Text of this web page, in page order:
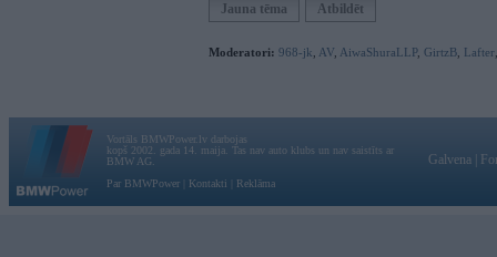
Jauna tēma Atbildēt
Moderatori: 968-jk AV AiwaShuraLLP, GirtzB Lafter
Vortāls BMWPower.lv darbojas
kopš 2002. gada 14. maija. Tas nav auto klubs un nav saistīts ar
BMW AG.
Par BMWPower
Kontakti Reklāma
Galvena